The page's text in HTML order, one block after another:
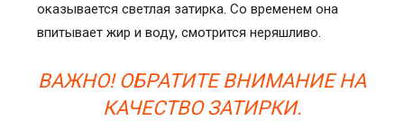
оказывается светлая затирка. Со временем она
впитывает жир и воду, смотрится неряшливо.
ВАЖНО! ОБРАТИТЕ ВНИМАНИЕ НА
КАЧЕСТВО ЗАТИРКИ.